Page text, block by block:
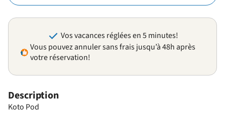
Description
Koto Pod
Vos vacances réglées en 5 minutes!
Vous pouvez annuler sans frais jusqu’à 48h après
votre réservation!